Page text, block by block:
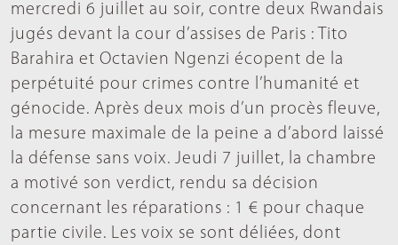
mercredi 6 juillet au soir, contre deux Rwandais
jugés devant la cour d’assises de Paris : Tito
Barahira et Octavien Ngenzi écopent de la
perpétuité pour crimes contre l’humanité et
génocide. Après deux mois d’un procès fleuve,
la mesure maximale de la peine a d’abord laissé
la défense sans voix. Jeudi 7 juillet, la chambre
a motivé son verdict, rendu sa décision
concernant les réparations : 1 € pour chaque
partie civile. Les voix se sont déliées, dont